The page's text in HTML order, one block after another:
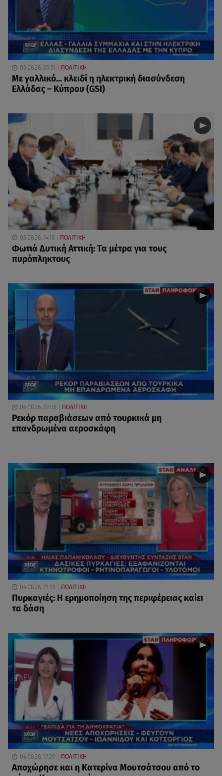
05.08.26, 20:51 ΠΟΛΙΤΙΚΗ
Με γαλλικό... κλειδί η ηλεκτρική διασύνδεση
Ελλάδας – Κύπρου (GSI)
05.08.26, 14:18 ΠΟΛΙΤΙΚΗ
Φωτιά Δυτική Αττική: Τα μέτρα για τους
πυρόπληκτους
04.08.26, 22:05 ΠΟΛΙΤΙΚΗ
Ρεκόρ παραβιάσεων από τουρκικά μη
επανδρωμένα αεροσκάφη
04.08.26, 21:35 ΠΟΛΙΤΙΚΗ
Πυρκαγιές: Η ερημοποίηση της περιφέρειας καίει
τα δάση
04.08.26, 17:20 ΠΟΛΙΤΙΚΗ
Αποχώρησε και η Κατερίνα Μουτσάτσου από το